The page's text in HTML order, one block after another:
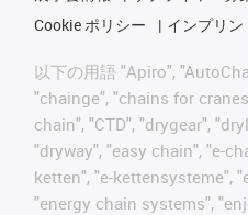
Cookie ポリシー
インプリン
以下の用語 "Apiro",
"chainge", "chains for
chain", "CTD", "drygear",
"dryway", "easy chain", "e-
ketten", "e-kettensysteme",
"energy chain systems",